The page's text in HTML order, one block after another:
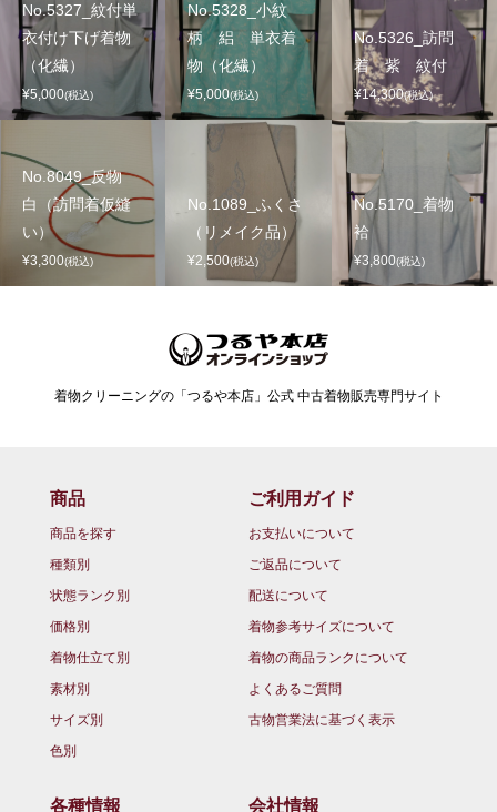
No.5327_紋付単
衣付け下げ着物
（化繊）
¥5,000(税込)
No.5328_小紋
柄 絽 単衣着
物（化繊）
¥5,000(税込)
No.5326_訪問
着 紫 紋付
¥14,300(税込)
No.8049_反物
白（訪問着仮縫
い）
¥3,300(税込)
No.1089_ふくさ
（リメイク品）
¥2,500(税込)
No.5170_着物
袷
¥3,800(税込)
着物クリーニングの「つるや本店」公式 中古着物販売専門サイト
商品
商品を探す
種類別
状態ランク別
価格別
着物仕立て別
素材別
サイズ別
色別
ご利用ガイド
お支払いについて
ご返品について
配送について
着物参考サイズについて
着物の商品ランクについて
よくあるご質問
古物営業法に基づく表示
各種情報 会社情報